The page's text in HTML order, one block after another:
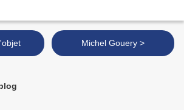
Michel Gouery >